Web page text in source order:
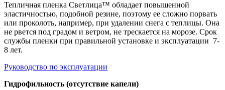
Тепличная пленка Светлица™ обладает повышенной
эластичностью, подобной резине, поэтому ее сложно порвать
или проколоть, например, при удалении снега с теплицы. Она
не рвется под градом и ветром, не трескается на морозе. Срок
службы пленки при правильной установке и эксплуатации 7-
8 лет.
Руководство по эксплуатации
Гидрофильность (отсутствие капели)